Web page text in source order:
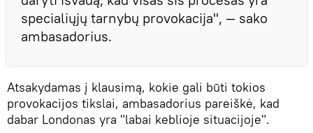
specialiųjų tarnybų provokacija", — sako
ambasadorius.
Atsakydamas į klausimą, kokie gali būti tokios
provokacijos tikslai, ambasadorius pareiškė, kad
dabar Londonas yra "labai keblioje situacijoje".